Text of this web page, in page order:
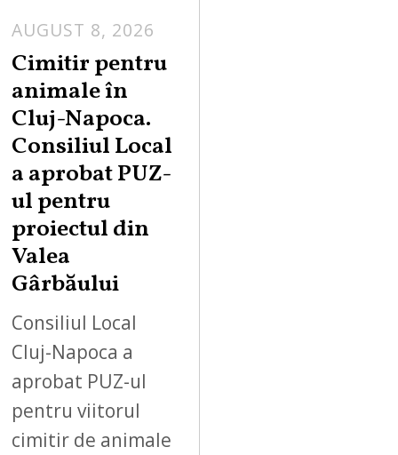
AUGUST 8, 2026
Cimitir pentru
animale în
Cluj-Napoca.
Consiliul Local
a aprobat PUZ-
ul pentru
proiectul din
Valea
Gârbăului
Consiliul Local
Cluj-Napoca a
aprobat PUZ-ul
pentru viitorul
cimitir de animale